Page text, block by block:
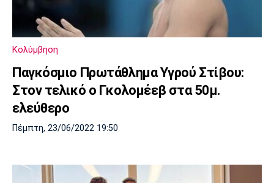
Κολύμβηση
Παγκόσμιο Πρωτάθλημα Υγρού Στίβου:
Στον τελικό ο Γκολομέεβ στα 50μ.
ελεύθερο
Πέμπτη, 23/06/2022 19:50